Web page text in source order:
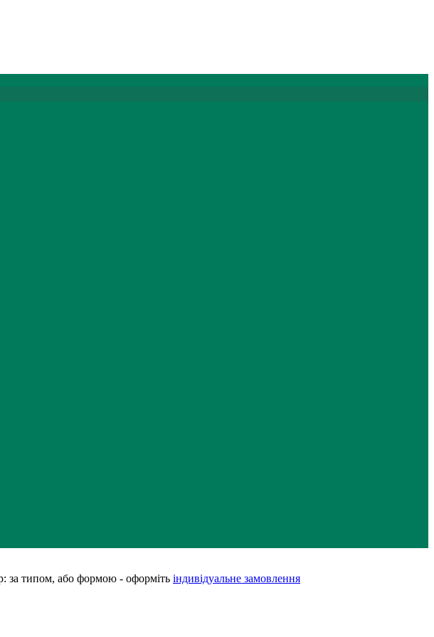
за типом, або формою - оформіть індивідуальне замовлення